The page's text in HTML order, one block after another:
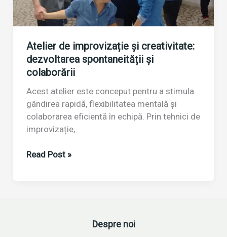
Atelier de improvizație și creativitate:
dezvoltarea spontaneității și
colaborării
Acest atelier este conceput pentru a stimula
gândirea rapidă, flexibilitatea mentală și
colaborarea eficientă în echipă. Prin tehnici de
improvizație,
Atelier
Read Post »
Despre noi